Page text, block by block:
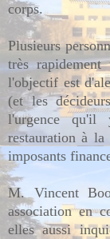
corps.
Plusieurs
très
l'objectif est
(et les
l'urgence qu'il
restauration à
imposants
M. Vincent
association en
elles aussi